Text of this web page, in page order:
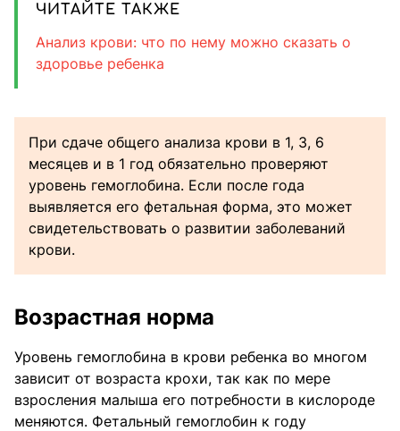
ЧИТАЙТЕ ТАКЖЕ
Анализ крови: что по нему можно сказать о
здоровье ребенка
При сдаче общего анализа крови в 1, 3, 6
месяцев и в 1 год обязательно проверяют
уровень гемоглобина. Если после года
выявляется его фетальная форма, это может
свидетельствовать о развитии заболеваний
крови.
Возрастная норма
Уровень гемоглобина в крови ребенка во многом
зависит от возраста крохи, так как по мере
взросления малыша его потребности в кислороде
меняются. Фетальный гемоглобин к году